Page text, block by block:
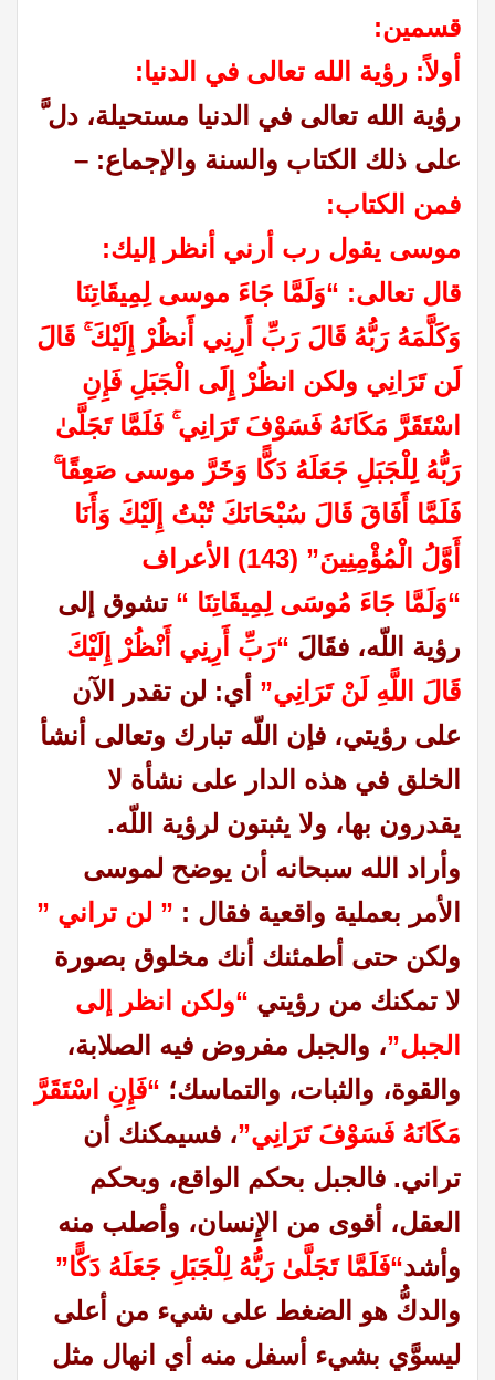
قسمين:
أولاً: رؤية الله تعالى في الدنيا:
رؤية الله تعالى في الدنيا مستحيلة، دل َّ
على ذلك الكتاب والسنة والإجماع: –
فمن الكتاب:
موسى يقول رب أرني أنظر إليك:
قال تعالى: “وَلَمَّا جَاءَ موسى لِمِيقَاتِنَا
وَكَلَّمَهُ رَبُّهُ قَالَ رَبِّ أَرِنِي أَنظُرْ إِلَيْكَ ۚ قَالَ
لَن تَرَانِي ولكن انظُرْ إِلَى الْجَبَلِ فَإِنِ
اسْتَقَرَّ مَكَانَهُ فَسَوْفَ تَرَانِي ۚ فَلَمَّا تَجَلَّىٰ
رَبُّهُ لِلْجَبَلِ جَعَلَهُ دَكًّا وَخَرَّ موسى صَعِقًا ۚ
فَلَمَّا أَفَاقَ قَالَ سُبْحَانَكَ تُبْتُ إِلَيْكَ وَأَنَا
أَوَّلُ الْمُؤْمِنِينَ” (143) الأعراف
“وَلَمَّا جَاءَ مُوسَى لِمِيقَاتِنَا “ تشوق إلى
رؤية اللّه، فقَالَ “رَبِّ أَرِنِي أَنْظُرْ إِلَيْكَ
قَالَ اللَّهِ لَنْ تَرَانِي” أي: لن تقدر الآن
على رؤيتي، فإن اللّه تبارك وتعالى أنشأ
الخلق في هذه الدار على نشأة لا
يقدرون بها، ولا يثبتون لرؤية اللّه.
وأراد الله سبحانه أن يوضح لموسى
الأمر بعملية واقعية فقال : ” لن تراني ”
ولكن حتى أطمئنك أنك مخلوق بصورة
لا تمكنك من رؤيتي “ولكن انظر إلى
الجبل”، والجبل مفروض فيه الصلابة،
والقوة، والثبات، والتماسك؛ “فَإِنِ اسْتَقَرَّ
مَكَانَهُ فَسَوْفَ تَرَانِي”، فسيمكنك أن
تراني. فالجبل بحكم الواقع، وبحكم
العقل، أقوى من الإِنسان، وأصلب منه
وأشد“فَلَمَّا تَجَلَّىٰ رَبُّهُ لِلْجَبَلِ جَعَلَهُ دَكًّا”
والدكُّ هو الضغط على شيء من أعلى
ليسوَّي بشيء أسفل منه أي انهال مثل